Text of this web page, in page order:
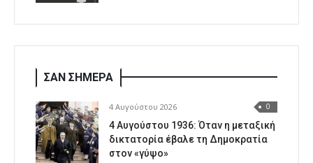
ΣΑΝ ΣΗΜΕΡΑ
4 Αυγούστου 2026 0
4 Αυγούστου 1936: Όταν η μεταξική
δικτατορία έβαλε τη Δημοκρατία
στον «γύψο»